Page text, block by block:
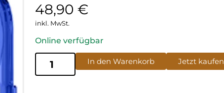
48,90 €
inkl. MwSt.
Online verfügbar
In den Warenkorb Jetzt kaufen